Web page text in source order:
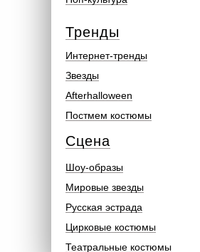
Тренды
Интернет-тренды
Звезды
Afterhalloween
Постмем костюмы
Сцена
Шоу-образы
Мировые звезды
Русская эстрада
Цирковые костюмы
Театральные костюмы